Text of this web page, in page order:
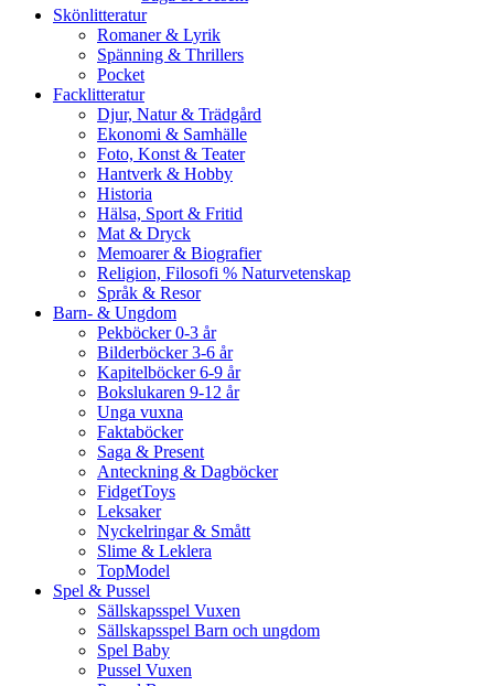
Skönlitteratur
Romaner & Lyrik
Spänning & Thrillers
Pocket
Facklitteratur
Djur, Natur & Trädgård
Ekonomi & Samhälle
Foto, Konst & Teater
Hantverk & Hobby
Historia
Hälsa, Sport & Fritid
Mat & Dryck
Memoarer & Biografier
Religion, Filosofi % Naturvetenskap
Språk & Resor
Barn- & Ungdom
Pekböcker 0-3 år
Bilderböcker 3-6 år
Kapitelböcker 6-9 år
Bokslukaren 9-12 år
Unga vuxna
Faktaböcker
Saga & Present
Anteckning & Dagböcker
FidgetToys
Leksaker
Nyckelringar & Smått
Slime & Leklera
TopModel
Spel & Pussel
Sällskapsspel Vuxen
Sällskapsspel Barn och ungdom
Spel Baby
Pussel Vuxen